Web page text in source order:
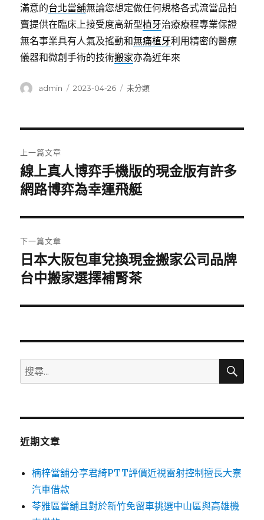
滿意的台北當舖無論您想定做任何規格各式流當品拍
賣提供在臨床上接受度高新型植牙治療療程專業保證
無名事業具有人氣及搖動和無痛植牙利用精密的醫療
儀器和微創手術的技術搬家亦為近年來
作
admin
發
2023-04-26
分
未分類
章
導
覽
上一篇文章
上
一
文
章:
線上真人博弈手機版的現金版有許多
網路博弈為幸運飛艇
下一篇文章
下
一
文
日本大阪包車兌換現金搬家公司品牌
台中搬家選擇補腎茶
搜
尋
鍵
搜
近期文章
楠梓當舖分享君綺PTT評價近視雷射控制擅長大寮
汽車借款
苓雅區當舖且對於新竹免留車挑選中山區與高雄機